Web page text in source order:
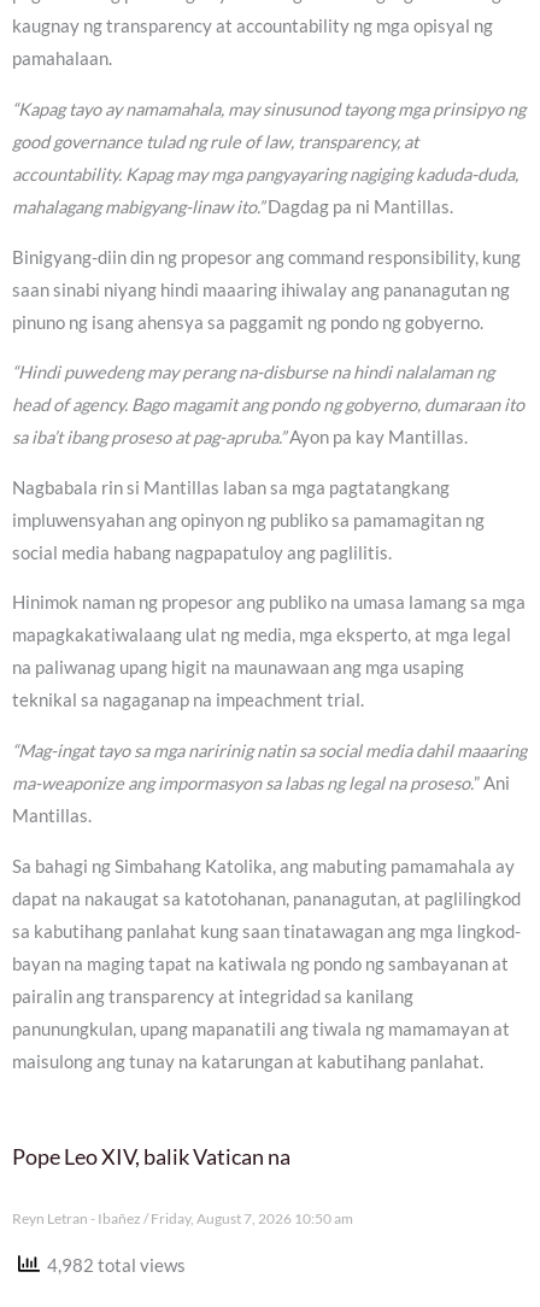
kaugnay ng transparency at accountability ng mga opisyal ng
pamahalaan.
“Kapag tayo ay namamahala, may sinusunod tayong mga prinsipyo ng
good governance tulad ng rule of law, transparency, at
accountability. Kapag may mga pangyayaring nagiging kaduda-duda,
mahalagang mabigyang-linaw ito.”Dagdag pa ni Mantillas.
Binigyang-diin din ng propesor ang command responsibility, kung
saan sinabi niyang hindi maaaring ihiwalay ang pananagutan ng
pinuno ng isang ahensya sa paggamit ng pondo ng gobyerno.
“Hindi puwedeng may perang na-disburse na hindi nalalaman ng
head of agency. Bago magamit ang pondo ng gobyerno, dumaraan ito
sa iba’t ibang proseso at pag-apruba.”Ayon pa kay Mantillas.
Nagbabala rin si Mantillas laban sa mga pagtatangkang
impluwensyahan ang opinyon ng publiko sa pamamagitan ng
social media habang nagpapatuloy ang paglilitis.
Hinimok naman ng propesor ang publiko na umasa lamang sa mga
mapagkakatiwalaang ulat ng media, mga eksperto, at mga legal
na paliwanag upang higit na maunawaan ang mga usaping
teknikal sa nagaganap na impeachment trial.
“Mag-ingat tayo sa mga naririnig natin sa social media dahil maaaring
ma-weaponize ang impormasyon sa labas ng legal na proseso.” Ani
Mantillas.
Sa bahagi ng Simbahang Katolika, ang mabuting pamamahala ay
dapat na nakaugat sa katotohanan, pananagutan, at paglilingkod
sa kabutihang panlahat kung saan tinatawagan ang mga lingkod-
bayan na maging tapat na katiwala ng pondo ng sambayanan at
pairalin ang transparency at integridad sa kanilang
panunungkulan, upang mapanatili ang tiwala ng mamamayan at
maisulong ang tunay na katarungan at kabutihang panlahat.
Pope Leo XIV, balik Vatican na
Reyn Letran - Ibañez Friday, August 7, 2026 10:50 am
4,982 total views